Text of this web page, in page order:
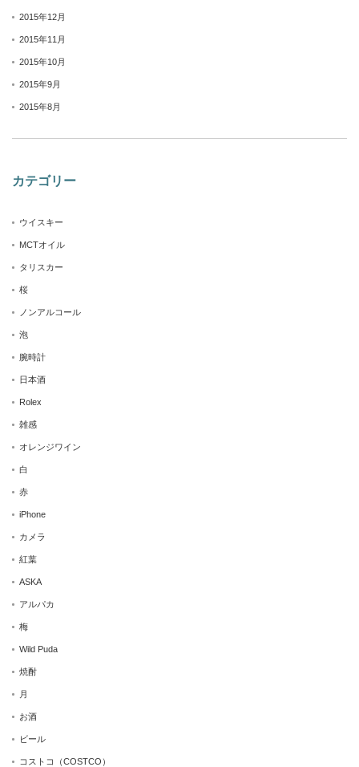
2015年12月
2015年11月
2015年10月
2015年9月
2015年8月
カテゴリー
ウイスキー
MCTオイル
タリスカー
桜
ノンアルコール
泡
腕時計
日本酒
Rolex
雑感
オレンジワイン
白
赤
iPhone
カメラ
紅葉
ASKA
アルパカ
梅
Wild Puda
焼酎
月
お酒
ビール
コストコ（COSTCO）